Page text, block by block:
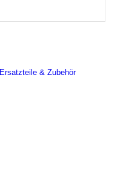
Ersatzteile & Zubehör